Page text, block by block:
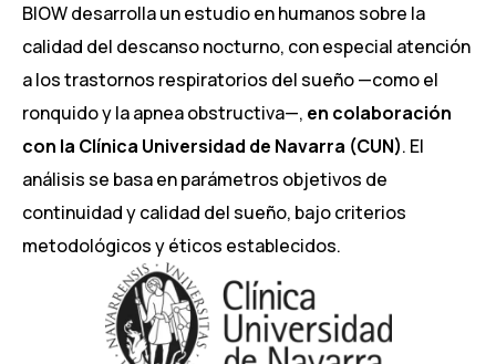
BIOW desarrolla un estudio en humanos sobre la
calidad del descanso nocturno, con especial atención
a los trastornos respiratorios del sueño —como el
ronquido y la apnea obstructiva—, en colaboración
con la Clínica Universidad de Navarra (CUN). El
análisis se basa en parámetros objetivos de
continuidad y calidad del sueño, bajo criterios
metodológicos y éticos establecidos.